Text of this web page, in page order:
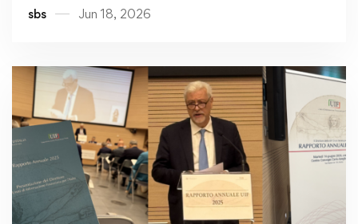
and CAMS
sbs Jun 18, 2026